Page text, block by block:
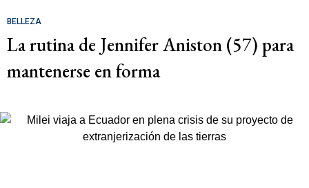
BELLEZA
La rutina de Jennifer Aniston (57) para
mantenerse en forma